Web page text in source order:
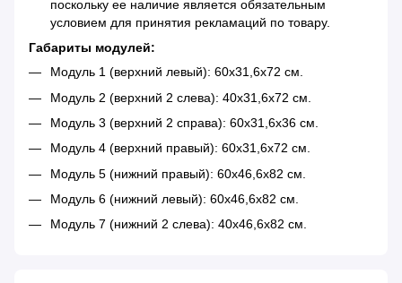
поскольку ее наличие является обязательным
условием для принятия рекламаций по товару.
Габариты модулей:
Модуль 1 (верхний левый): 60х31,6х72 см.
Модуль 2 (верхний 2 слева): 40х31,6х72 см.
Модуль 3 (верхний 2 справа): 60х31,6х36 см.
Модуль 4 (верхний правый): 60х31,6х72 см.
Модуль 5 (нижний правый): 60х46,6х82 см.
Модуль 6 (нижний левый): 60х46,6х82 см.
Модуль 7 (нижний 2 слева): 40х46,6х82 см.